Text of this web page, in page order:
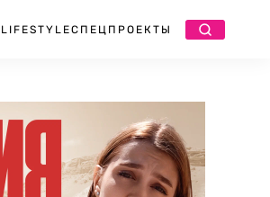
LIFESTYLEСПЕЦПРОЕКТЫ